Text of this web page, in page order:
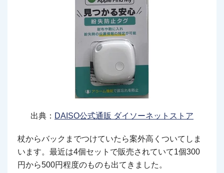
出典： DAISO公式通販 ダイソーネットストア
杖からバックまでつけていたら案外高くついてしま
います。最近は4個セットで販売されていて1個300
円から500円程度のものも出てきました。